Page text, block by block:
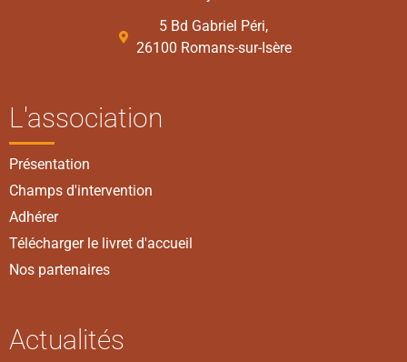
5 Bd Gabriel Péri,
26100 Romans-sur-Isère
L'association
Présentation
Champs d'intervention
Adhérer
Télécharger le livret d'accueil
Nos partenaires
Actualités